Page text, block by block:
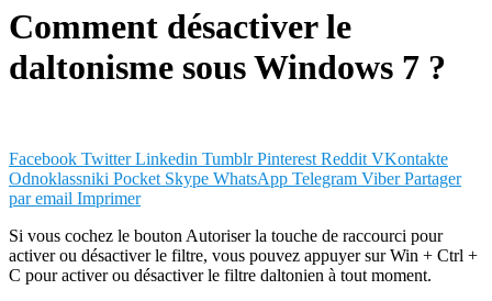
Comment désactiver le
daltonisme sous Windows 7 ?
Facebook Twitter Linkedin Tumblr Pinterest Reddit VKontakte
Odnoklassniki Pocket Skype WhatsApp Telegram Viber Partager
par email Imprimer
Si vous cochez le bouton Autoriser la touche de raccourci pour
activer ou désactiver le filtre, vous pouvez appuyer sur Win + Ctrl +
C pour activer ou désactiver le filtre daltonien à tout moment.